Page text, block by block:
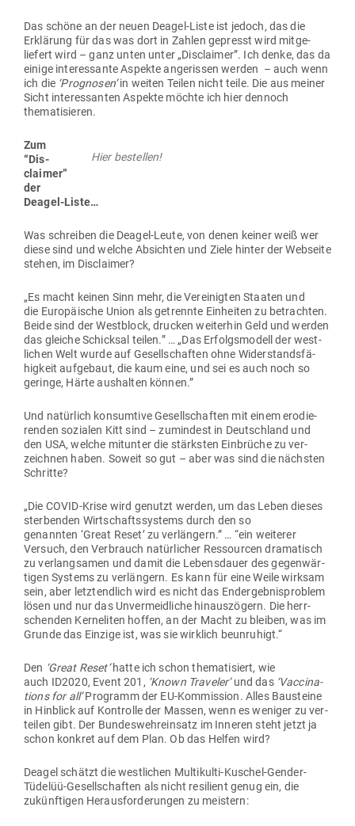
Das schöne an der neuen Deagel-Liste ist jedoch, das die
Erklärung für das was dort in Zahlen gepresst wird mit­ge­
liefert wird – ganz unten unter „Dis­claimer”. Ich denke, das da
einige inter­es­sante Aspekte ange­rissen werden – auch wenn
ich die ‘Pro­gnosen’in weiten Teilen nicht teile. Die aus meiner
Sicht inter­es­santen Aspekte möchte ich hier dennoch
thematisieren.
Hier bestellen!
Zum
“Dis­
claimer”
der
Deagel-Liste…
Was schreiben die Deagel-Leute, von denen keiner weiß wer
diese sind und welche Absichten und Ziele hinter der Web­seite
stehen, im Disclaimer?
„Es macht keinen Sinn mehr, die Ver­ei­nigten Staaten und
die Euro­päische Union als getrennte Ein­heiten zu betrachten.
Beide sind der West­block, drucken wei­terhin Geld und werden
das gleiche Schicksal teilen.” … „Das Erfolgs­modell der west­
lichen Welt wurde auf Gesell­schaften ohne Wider­stands­fä­
higkeit auf­gebaut, die kaum eine, und sei es auch noch so
geringe, Härte aus­halten können.”
Und natürlich kon­sumtive Gesell­schaften mit einem ero­die­
renden sozialen Kitt sind – zumindest in Deutschland und
den USA, welche mit­unter die stärksten Ein­brüche zu ver­
zeichnen haben. Soweit so gut – aber was sind die nächsten
Schritte?
„Die COVID-Krise wird genutzt werden, um das Leben dieses
ster­benden Wirt­schafts­systems durch den so
genannten ‘Great Reset’ zu ver­längern.” … “ein wei­terer
Versuch, den Ver­brauch natür­licher Res­sourcen dra­ma­tisch
zu ver­lang­samen und damit die Lebens­dauer des gegen­wär­
tigen Systems zu ver­längern. Es kann für eine Weile wirksam
sein, aber letzt­endlich wird es nicht das End­ergeb­nis­problem
lösen und nur das Unver­meid­liche hin­aus­zögern. Die herr­
schenden Ker­neliten hoffen, an der Macht zu bleiben, was im
Grunde das Einzige ist, was sie wirklich beunruhigt.“
Den ‘Great Reset’hatte ich schon the­ma­ti­siert, wie
auch ID2020, Event 201, ‘Known Tra­veler’und das ‘Vac­ci­na­
tions for all’Pro­gramm der EU-Kom­mission. Alles Bau­steine
in Hin­blick auf Kon­trolle der Massen, wenn es weniger zu ver­
teilen gibt. Der Bun­des­wehr­einsatz im Inneren steht jetzt ja
schon konkret auf dem Plan. Ob das Helfen wird?
Deagel schätzt die west­lichen Mul­ti­kulti-Kuschel-Gender-
Tüdelüü-Gesell­schaften als nicht resi­lient genug ein, die
zukünf­tigen Her­aus­for­de­rungen zu meistern: